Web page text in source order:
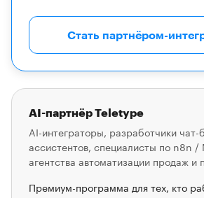
Стать партнёром-
AI-партнёр Teletype
AI-интеграторы, разработчики чат-
ассистентов, специалисты по n8n /
агентства автоматизации продаж и
Премиум-программа для тех, кто